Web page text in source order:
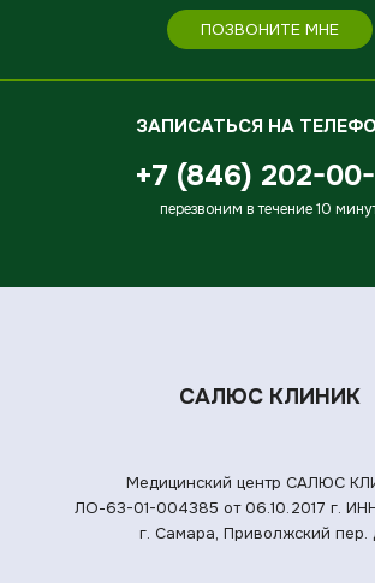
ПОЗВОНИТЕ МНЕ
ЗАПИСАТЬСЯ НА
+7 (846) 202-
перезвоним в течение 10
САЛЮС КЛИНИК
Медицинский центр САЛЮС
ЛО-63-01-004385 от 06.10.2017 г.
г. Самара, Приволжский пер.